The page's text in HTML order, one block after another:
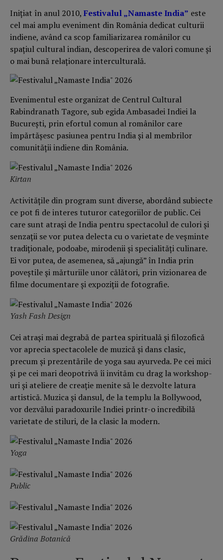
Inițiat în anul 2010, Festivalul „Namaste India” este
cel mai amplu eveniment din România dedicat culturii
indiene, având ca scop familiarizarea românilor cu
spațiul cultural indian, descoperirea de valori comune și
o mai bună relaționare interculturală.
Evenimentul este organizat de Centrul Cultural
Rabindranath Tagore, sub egida Ambasadei Indiei la
București, prin efortul comun al românilor care
împărtășesc pasiunea pentru India și al membrilor
comunității indiene din România.
Kirtan
Activitățile din program sunt diverse, abordând subiecte
ce pot fi de interes tuturor categoriilor de public. Cei
care sunt atrași de India pentru spectacolul de culori și
senzații se vor putea delecta cu o varietate de veșminte
tradiționale, podoabe, mirodenii și specialități culinare.
Ei vor putea, de asemenea, să „ajungă” în India prin
poveștile și mărturiile unor călători, prin vizionarea de
filme documentare și expoziții de fotografie.
Yash Fash Design
Cei atrași mai degrabă de partea spirituală și filozofică
vor aprecia spectacolele de muzică și dans clasic,
precum și prezentările de yoga sau ayurveda. Pe cei mici
și pe cei mari deopotrivă îi invităm cu drag la workshop-
uri și ateliere de creație menite să le dezvolte latura
artistică. Muzica și dansul, de la templu la Bollywood,
vor dezvălui paradoxurile Indiei printr-o incredibilă
varietate de stiluri, de la clasic la modern.
Yoga
Public
Grădina Botanică